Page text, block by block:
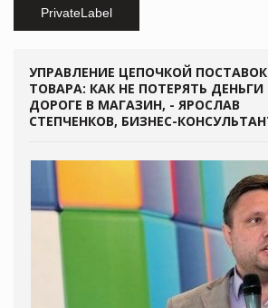
PrivateLabel
УПРАВЛЕНИЕ ЦЕПОЧКОЙ ПОСТАВОК
ТОВАРА: КАК НЕ ПОТЕРЯТЬ ДЕНЬГИ
ДОРОГЕ В МАГАЗИН, - ЯРОСЛАВ
СТЕПЧЕНКОВ, БИЗНЕС-